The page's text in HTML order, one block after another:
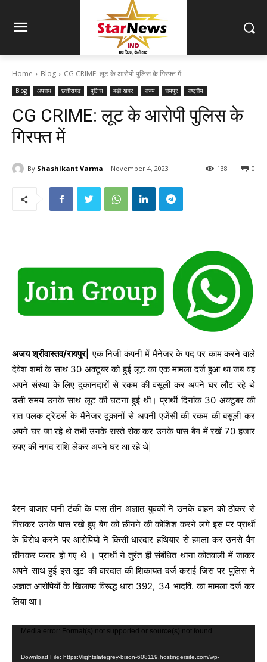
Home Blog CG CRIME: लूट के आरोपी पुलिस के गिरफ्त में
Blog अपराध छत्तीसगढ़ पुलिस बड़ी खबर राज्य रायपुर राष्ट्रीय
CG CRIME: लूट के आरोपी पुलिस के
गिरफ्त में
By Shashikant Varma November 4, 2023 0
138
अजय श्रीवास्तव/रायपुर| एक निजी कंपनी में मैनेजर के पद पर काम करने वाले
देवेश शर्मा के साथ 30 अक्टूबर को हुई लूट का एक मामला दर्ज हुआ था जब वह
अपने संस्था के लिए दुकानदारों से रकम की वसूली कर अपने घर लौट रहे थे
उसी समय उनके साथ लूट की घटना हुई थी। प्रार्थी दिनांक 30 अक्टूबर की
रात पलक ट्रेडर्स के मैनेजर दुकानों से अपनी एजेंसी की रकम की बसुली कर
अपने घर जा रहे थे तभी उनके रास्ते रोक कर उनके पास बैग में रखें 70 हजार
रुपए की नगद राशि लेकर अपने घर आ रहे थे|
बैरन बाजार पानी टंकी के पास तीन अज्ञात युवकों ने उनके वाहन को ठोकर से
गिराकर उनके पास रखे हुए बैग को छीनने की कोशिश करने लगे इस पर प्रार्थी
के विरोध करने पर आरोपियो ने किसी धारदार हथियार से हमला कर उनसे वैंग
छीनकर फरार हो गए थे । प्रार्थी ने तुरंत ही संबंधित थाना कोतवाली में जाकर
अपने साथ हुई इस लूट की वारदात की शिकायत दर्ज कराई जिस पर पुलिस ने
अज्ञात आरोपियों के खिलाफ विरूद्ध धारा 392, 34 भादवि. का मामला दर्ज कर
लिया था।
Media error: Format(s) not supported or source(s) not found
Download File: https://lightslategrey-bison-608119.hostingersite.com/wp-